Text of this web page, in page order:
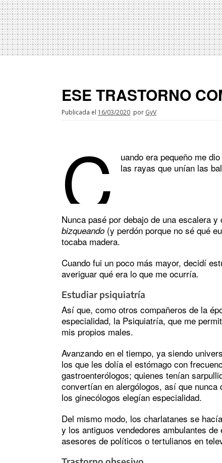
ESE TRASTORNO
Publicada el 16/03/2020 por GyV
C
uando era pequeño me
las rayas que unían las
Nunca pasé por debajo de una escalera
bizqueando (y perdón porque no sé qué
tocaba madera.
Cuando fui un poco más mayor, decidí
averiguar qué era lo que me ocurría.
Estudiar psiquiatría
Así que, como otros compañeros de la
especialidad, la Psiquiatría, que me
mis propios males.
Avanzando en el tiempo, ya siendo
los que les dolía el estómago con
gastroenterólogos; quienes tenían
convertían en alergólogos, así que nunca
los ginecólogos elegían especialidad.
Del mismo modo, los charlatanes se
y los antiguos vendedores ambulantes
asesores de políticos o tertulianos en